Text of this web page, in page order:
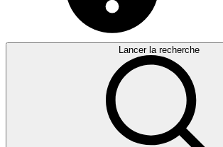
Lancer la recherche